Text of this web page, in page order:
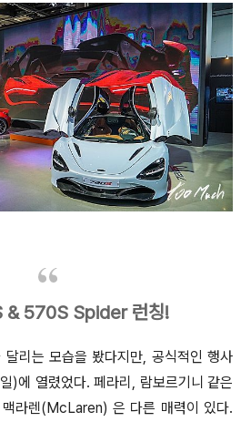
570S Spider 런칭!
리는 모습을 봤다지만, 공식적인 행사
)에 열렸었다. 페라리, 람보르기니 같은
라렌(McLaren) 은 다른 매력이 있다.